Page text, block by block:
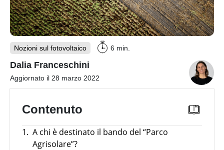
Webinar
con
i
partner
produttori
Inverter
fotovoltaici
di
accumulo
fotovoltaici
Sistemi
di
Strumenti
Panoramica
Nozioni sul fotovoltaico
Aggiornato il 28 marzo 2022
6 min.
Dalia Franceschini
Contenuto
1. A chi è destinato il bando del “Parco
Agrisolare”?